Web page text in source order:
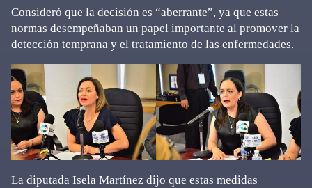
Consideró que la decisión es “aberrante”, ya que estas
normas desempeñaban un papel importante al promover la
detección temprana y el tratamiento de las enfermedades.
La diputada Isela Martínez dijo que estas medidas